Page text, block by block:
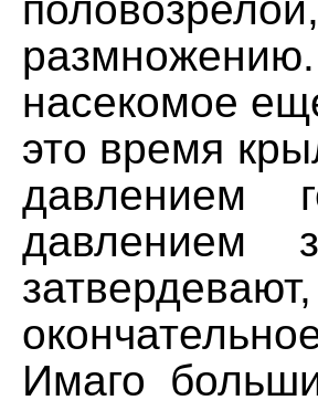
насекомое
это время
давлением
давлением
Имаго